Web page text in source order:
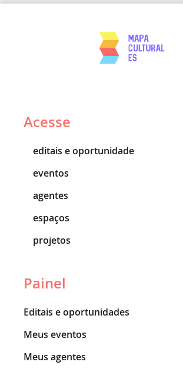
Acesse
editais e oportunidade
eventos
agentes
espaços
projetos
Painel
Editais e oportunidades
Meus eventos
Meus agentes